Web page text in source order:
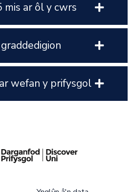
ar ôl y cwrs
wefan y prifysgol